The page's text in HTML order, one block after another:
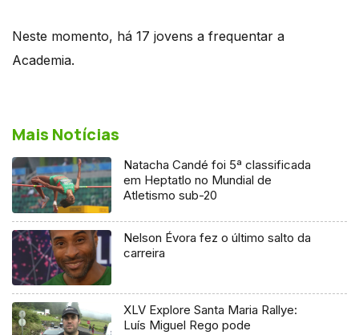
Neste momento, há 17 jovens a frequentar a
Academia.
Mais Notícias
Natacha Candé foi 5ª classificada
em Heptatlo no Mundial de
Atletismo sub-20
Nelson Évora fez o último salto da
carreira
XLV Explore Santa Maria Rallye:
Luís Miguel Rego pode